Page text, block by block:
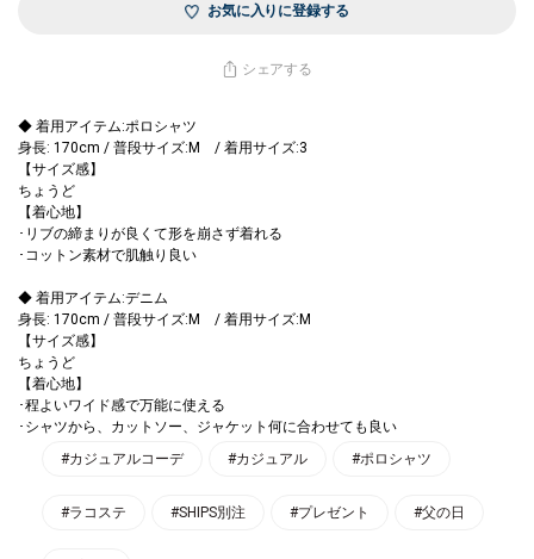
お気に入りに登録する
シェアする
◆ 着用アイテム:ポロシャツ
身長: 170cm / 普段サイズ:M / 着用サイズ:3
【サイズ感】
ちょうど
【着心地】
･リブの締まりが良くて形を崩さず着れる
･コットン素材で肌触り良い
◆ 着用アイテム:デニム
身長: 170cm / 普段サイズ:M / 着用サイズ:M
【サイズ感】
ちょうど
【着心地】
･程よいワイド感で万能に使える
･シャツから、カットソー、ジャケット何に合わせても良い
#カジュアルコーデ
#カジュアル #ポロシャツ
#ラコステ #SHIPS別注 #プレゼント #父の日